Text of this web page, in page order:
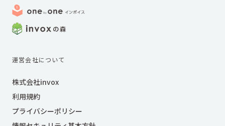
運営会社について
株式会社invox
利用規約
プライバシーポリシー